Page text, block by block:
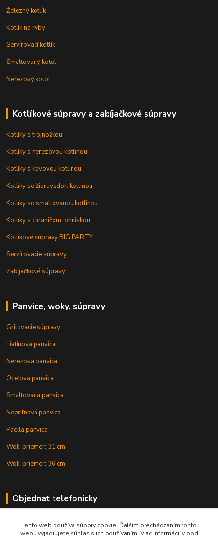
Železný kotlík
Kotlík na ryby
Servírovací kotlík
Smaltovaný kotol
Nerezový kotol
Kotlíkové súpravy a zabíjačkové súpravy
Kotlíky s trojnožkou
Kotlíky s nerezovou kotlinou
Kotlíky s kovovou kotlinou
Kotlíky so žiaruvzdor. kotlinou
Kotlíky so smaltovanou kotlinou
Kotlíky s chráničom, ohniskom
Kotlíkové súpravy BIG PARTY
Servírovacie súpravy
Zabíjačkové súpravy
Panvice, woky, súpravy
Grilovacie súpravy
Liatinová panvica
Nerezová panvica
Oceľová panvica
Smaltovaná panvica
Nepriľnavá panvica
Paella panvica
Wok, priemer: 31 cm
Wok, priemer: 36 cm
Objednať telefonicky
+421 902 212 007
Tento web používa súbory cookie. Ďalším prechádzaním tohto
webu vyjadrujete súhlas s ich používaním. Viac informácií v pod